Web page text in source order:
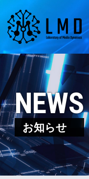
NEWS
お知らせ